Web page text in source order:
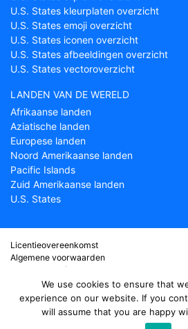
U.S. States kleurplaten overzicht
U.S. States emoji overzicht
U.S. States iconen overzicht
U.S. States afbeeldingen overzicht
U.S. States vectoroverzicht
LANDEN VAN DE WERELD
Afrikaanse landen
Aziatische landen
Europese landen
Noord Amerikaanse landen
Pacific Islands
Zuid Amerikaanse landen
U.S. States
Licentieovereenkomst
Algemene voorwaarden
Over Countryflags.com
Disclaimer
Privacy Policy
Country flags-
We use cookies to ensure that
experience on our website. If you
will assume that you are happy